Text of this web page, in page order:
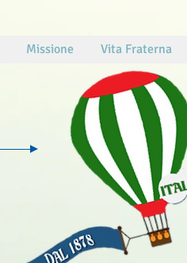
Missione Vita Fraterna